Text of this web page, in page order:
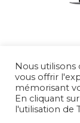
Nous utilisons
vous offrir
mémorisant
En cliquant
l'utilisation de